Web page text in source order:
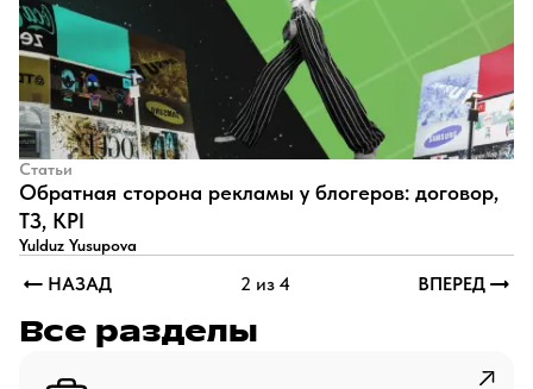
Статьи
Обратная сторона рекламы у блогеров: договор,
ТЗ, KPI
Yulduz Yusupova
НАЗАД 2 из 4 ВПЕРЕД
Все разделы